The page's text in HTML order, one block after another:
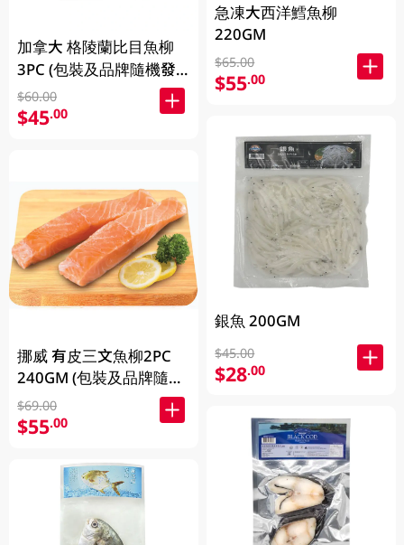
加拿大 格陵蘭比目魚柳
3PC (包裝及品牌隨機發
放)
$60.00
$45.00
挪威 有皮三文魚柳2PC
240GM (包裝及品牌隨機
發放)
$69.00
$55.00
急凍大西洋鱈魚柳
220GM
$65.00
$55.00
銀魚 200GM
$45.00
$28.00